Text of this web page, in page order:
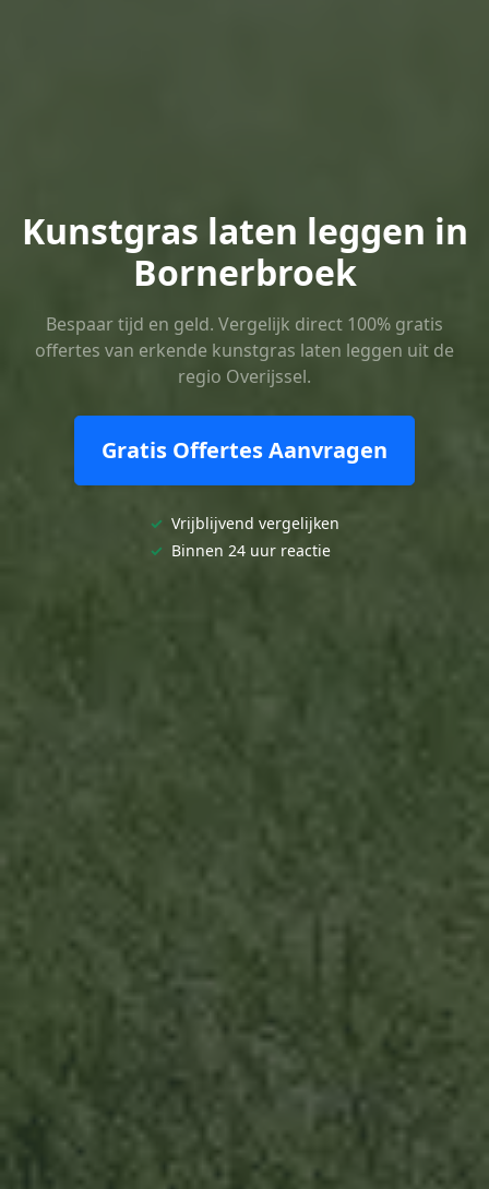
Kunstgras laten leggen in
Bornerbroek
Bespaar tijd en geld. Vergelijk direct 100% gratis
offertes van erkende kunstgras laten leggen uit de
regio Overijssel.
Gratis Offertes Aanvragen
✓ Vrijblijvend vergelijken
✓ Binnen 24 uur reactie